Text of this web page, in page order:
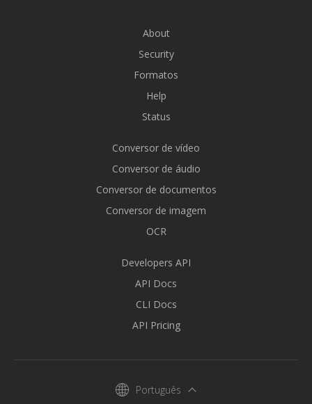
About
Security
Formatos
Help
Status
Conversor de vídeo
Conversor de áudio
Conversor de documentos
Conversor de imagem
OCR
Developers API
API Docs
CLI Docs
API Pricing
Português